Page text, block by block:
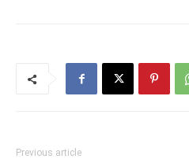
Previous article